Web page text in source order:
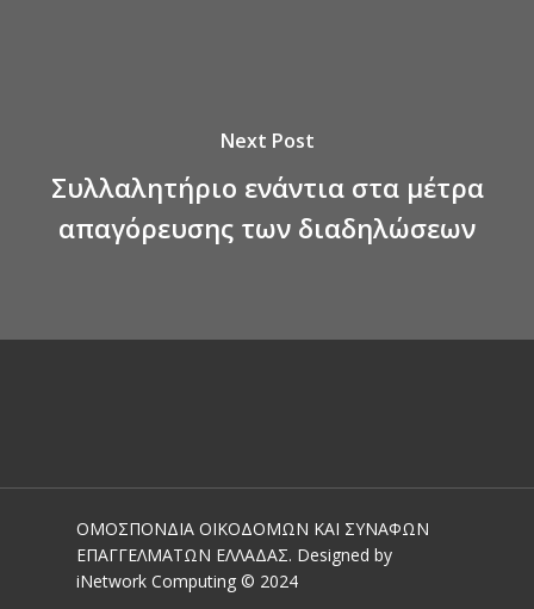
Next Post
Συλλαλητήριο ενάντια στα μέτρα
απαγόρευσης των διαδηλώσεων
ΟΜΟΣΠΟΝΔΙΑ ΟΙΚΟΔΟΜΩΝ ΚΑΙ ΣΥΝΑΦΩΝ
ΕΠΑΓΓΕΛΜΑΤΩΝ ΕΛΛΑΔΑΣ. Designed by
iNetwork Computing © 2024